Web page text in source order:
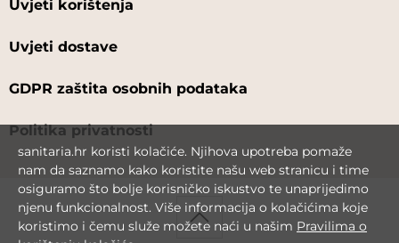
Uvjeti korištenja
Uvjeti dostave
GDPR zaštita osobnih podataka
Politika privatnosti
sanitaria.hr koristi kolačiće. Njihova upotreba pomaže
nam da saznamo kako koristite našu web stranicu i time
osiguramo što bolje korisničko iskustvo te unaprijedimo
njenu funkcionalnost. Više informacija o kolačićima koje
koristimo i čemu služe možete naći u našim Pravilima o